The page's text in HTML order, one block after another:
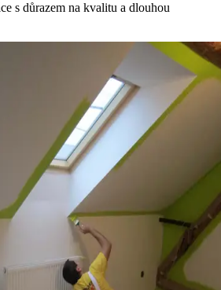
s důrazem na kvalitu a dlouhou